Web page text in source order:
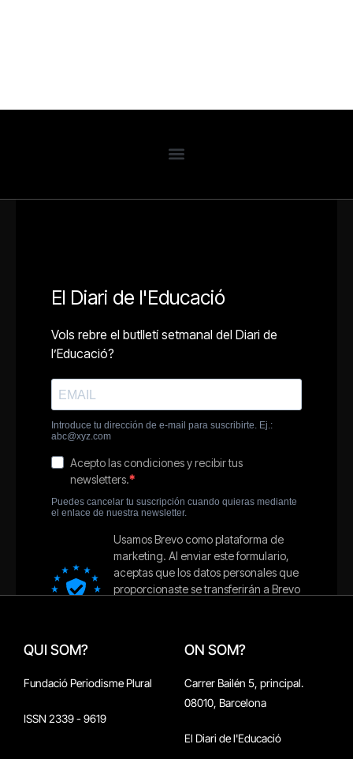
QUI SOM?
Fundació Periodisme Plural
ISSN 2339 - 9619
ON SOM?
Carrer Bailén 5, principal.
08010, Barcelona
El Diari de l'Educació